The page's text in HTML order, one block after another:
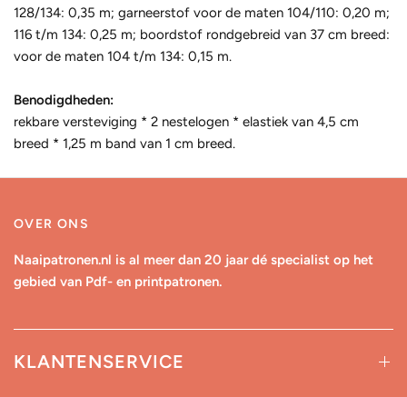
128/134: 0,35 m; garneerstof voor de maten 104/110: 0,20 m;
116 t/m 134: 0,25 m; boordstof rondgebreid van 37 cm breed:
voor de maten 104 t/m 134: 0,15 m.
Benodigdheden:
rekbare versteviging * 2 nestelogen * elastiek van 4,5 cm
breed * 1,25 m band van 1 cm breed.
OVER ONS
Naaipatronen.nl is al meer dan 20 jaar dé specialist op het
gebied van Pdf- en printpatronen.
KLANTENSERVICE